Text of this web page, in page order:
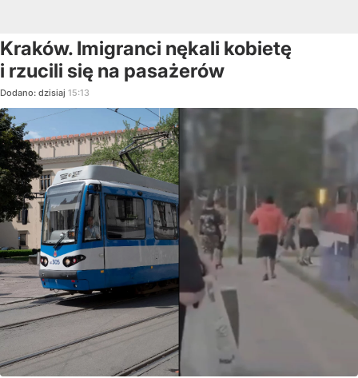
Kraków. Imigranci nękali kobietę
i rzucili się na pasażerów
Dodano: dzisiaj 15:13